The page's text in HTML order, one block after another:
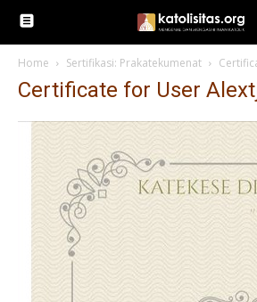
Home Sertifikasi: Prakatekumenat
Certificate for User